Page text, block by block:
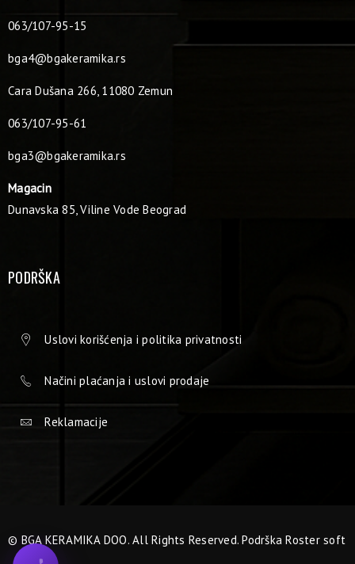
063/107-95-15
bga4@bgakeramika.rs
Cara Dušana 266, 11080 Zemun
063/107-95-61
bga3@bgakeramika.rs
Magacin
Dunavska 85, Viline Vode Beograd
PODRŠKA
Uslovi korišćenja i politika privatnosti
Načini plaćanja i uslovi prodaje
Reklamacije
© BGA KERAMIKA DOO. All Rights Reserved. PodrškaRoster soft